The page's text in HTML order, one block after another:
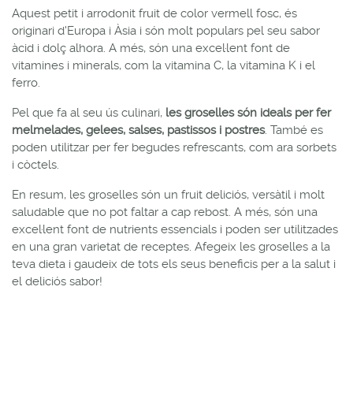
Aquest petit i arrodonit fruit de color vermell fosc, és
originari d'Europa i Àsia i són molt populars pel seu sabor
àcid i dolç alhora. A més, són una excel·lent font de
vitamines i minerals, com la vitamina C, la vitamina K i el
ferro.
Pel que fa al seu ús culinari, les groselles són ideals per fer
melmelades, gelees, salses, pastissos i postres. També es
poden utilitzar per fer begudes refrescants, com ara sorbets
i còctels.
En resum, les groselles són un fruit deliciós, versàtil i molt
saludable que no pot faltar a cap rebost. A més, són una
excel·lent font de nutrients essencials i poden ser utilitzades
en una gran varietat de receptes. Afegeix les groselles a la
teva dieta i gaudeix de tots els seus beneficis per a la salut i
el deliciós sabor!